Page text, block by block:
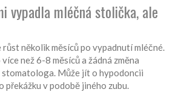
vypadla mléčná stolička, ale
několik měsíců po vypadnutí mléčné.
než 6-8 měsíců a žádná změna
Může jít o hypodoncii
překážku v podobě jiného zubu.